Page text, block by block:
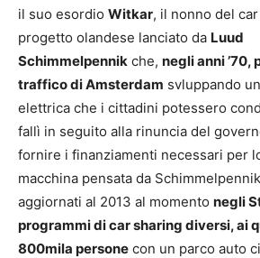
il suo esordio Witkar, il nonno del
progetto olandese lanciato da Luud
Schimmelpennik che, negli anni ’70,
traffico di Amsterdam svluppando
elettrica che i cittadini potessero
fallì in seguito alla rinuncia del
fornire i finanziamenti necessari per
macchina pensata da
aggiornati al 2013 al momento negli
programmi di car sharing diversi, ai
800mila persone con un parco auto